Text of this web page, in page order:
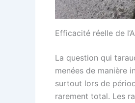
Efficacité réelle de
La question qui
menées de manière
surtout lors de
rarement total. Les